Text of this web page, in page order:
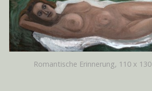
Romantische Erinnerung, 110 x